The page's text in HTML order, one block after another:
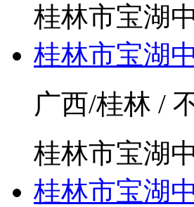
桂林市宝湖
桂林市宝湖
广西/桂林 /
桂林市宝湖
桂林市宝湖